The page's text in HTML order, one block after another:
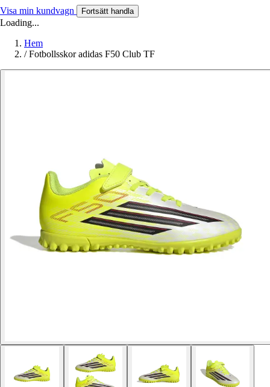
Visa min kundvagn Fortsätt handla
Loading...
Hem
/ Fotbollsskor adidas F50 Club TF